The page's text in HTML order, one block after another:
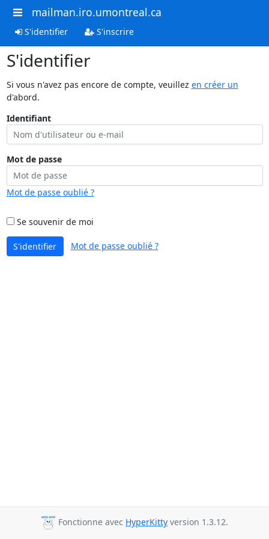
mailman.iro.umontreal.ca
S'identifier S'inscrire
S'identifier
Si vous n'avez pas encore de compte, veuillez en créer un
d'abord.
Identifiant
Mot de passe
Mot de passe oublié ?
Se souvenir de moi
S'identifier Mot de passe oublié ?
Fonctionne avec HyperKitty version 1.3.12.